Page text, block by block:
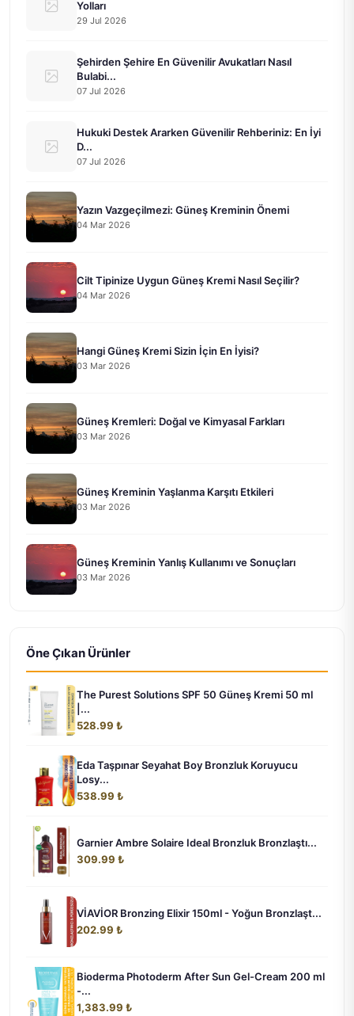
Yolları
29 Jul 2026
Şehirden Şehire En Güvenilir Avukatları Nasıl
Bulabi...
07 Jul 2026
Hukuki Destek Ararken Güvenilir Rehberiniz: En İyi
D...
07 Jul 2026
Yazın Vazgeçilmezi: Güneş Kreminin Önemi
04 Mar 2026
Cilt Tipinize Uygun Güneş Kremi Nasıl Seçilir?
04 Mar 2026
Hangi Güneş Kremi Sizin İçin En İyisi?
03 Mar 2026
Güneş Kremleri: Doğal ve Kimyasal Farkları
03 Mar 2026
Güneş Kreminin Yaşlanma Karşıtı Etkileri
03 Mar 2026
Güneş Kreminin Yanlış Kullanımı ve Sonuçları
03 Mar 2026
Öne Çıkan Ürünler
The Purest Solutions SPF 50 Güneş Kremi 50 ml
|...
528.99 ₺
Eda Taşpınar Seyahat Boy Bronzluk Koruyucu
Losy...
538.99 ₺
Garnier Ambre Solaire Ideal Bronzluk Bronzlaştı...
309.99 ₺
VİAVİOR Bronzing Elixir 150ml - Yoğun Bronzlaşt...
202.99 ₺
Bioderma Photoderm After Sun Gel-Cream 200 ml
-...
1,383.99 ₺